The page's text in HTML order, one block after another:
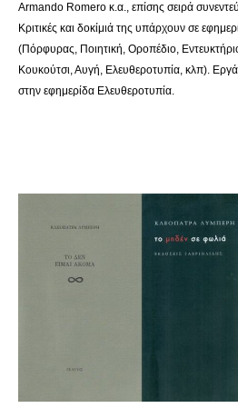
Αrmando Romero κ.α., επίσης σειρά
Κριτικές και δοκίμιά της υπάρχουν σε
(Πόρφυρας, Ποιητική, Οροπέδιο,
Κουκούτσι, Αυγή, Ελευθεροτυπία, κλπ).
στην εφημερίδα Ελευθεροτυπία.